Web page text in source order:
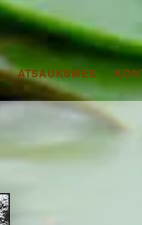
ATSAUKSMES